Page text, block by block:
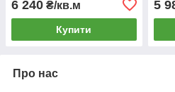
6 240 ₴/кв.м
Купити
5
Про нас